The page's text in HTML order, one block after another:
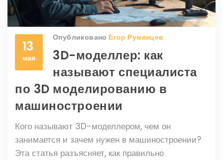
13
мая
Опубликовано Егор Румянцев
3D-моделлер: как
называют специалиста
по 3D моделированию в
машиностроении
Кого называют 3D-моделлером, чем он
занимается и зачем нужен в машиностроении?
Эта статья разъясняет, как правильно